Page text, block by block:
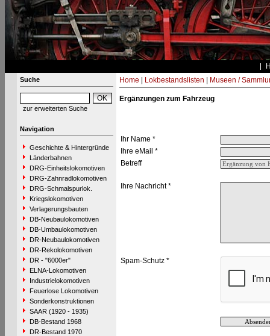
Suche
zur erweiterten Suche
Navigation
Geschichte & Hintergründe
Länderbahnen
DRG-Einheitslokomotiven
DRG-Zahnradlokomotiven
DRG-Schmalspurlok.
Kriegslokomotiven
Verlagerungsbauten
DB-Neubaulokomotiven
DB-Umbaulokomotiven
DR-Neubaulokomotiven
DR-Rekolokomotiven
DR - "6000er"
ELNA-Lokomotiven
Industrielokomotiven
Feuerlose Lokomotiven
Sonderkonstruktionen
SAAR (1920 - 1935)
DB-Bestand 1968
DR-Bestand 1970
Home Lokbestandslisten Museen /
Ergänzungen zum Fahrzeug
Ihr Name *
Ihre eMail *
Betreff
Ihre Nachricht *
Spam-Schutz *